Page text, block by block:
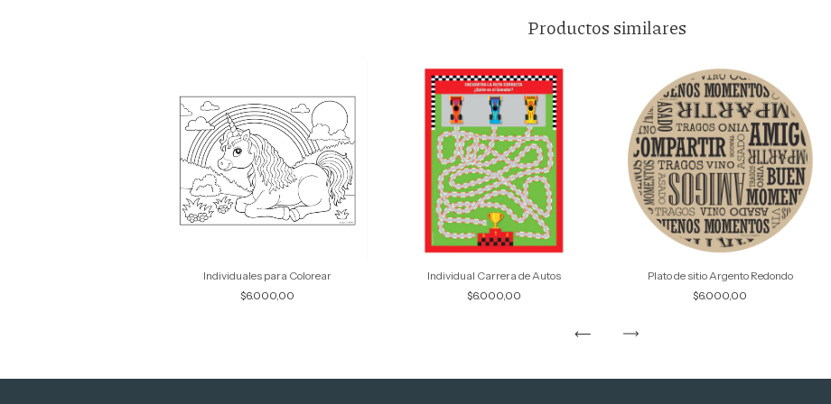
Productos similares
Individuales para Colorear
$6.000,00
Individual Carrera de Autos
$6.000,00
Plato de sitio Argento Redondo
$6.000,00